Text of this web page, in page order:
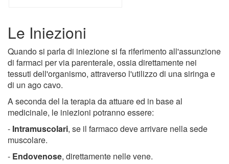
Le Iniezioni
Quando si parla di iniezione si fa riferimento all'assunzione
di farmaci per via parenterale, ossia direttamente nei
tessuti dell'organismo, attraverso l'utilizzo di una siringa e
di un ago cavo.
A seconda del la terapia da attuare ed in base al
medicinale, le iniezioni potranno essere:
- Intramuscolari, se il farmaco deve arrivare nella sede
muscolare.
- Endovenose, direttamente nelle vene.